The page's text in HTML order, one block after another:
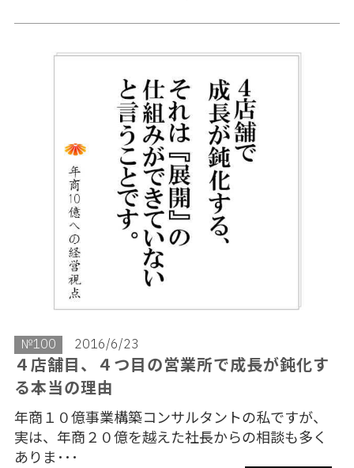
№100 2016/6/23
４店舗目、４つ目の営業所で成長が鈍化す
る本当の理由
年商１０億事業構築コンサルタントの私ですが、
実は、年商２０億を越えた社長からの相談も多く
ありま･･･